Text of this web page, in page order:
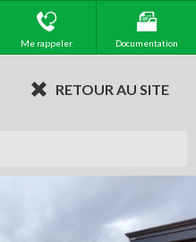
Me rappeler Documentation
RETOUR AU SITE